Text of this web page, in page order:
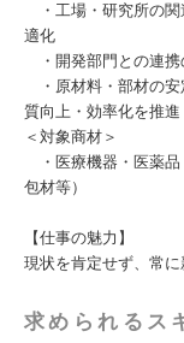
・工場・研究所の関
適化
・開発部門との連携
・原材料・部材の安
質向上・効率化を推進
＜対象商材＞
・医療機器・医薬品
包材等）
【仕事の魅力】
現状を肯定せず、常に
求められるス